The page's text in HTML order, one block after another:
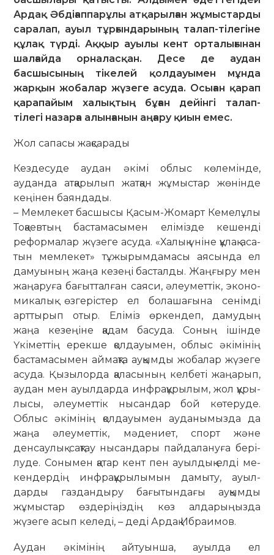
Ардақ Әбдіғаппарұлы атқарылған жұмыстарды
саралап, ауыл тұрғындарының талап-тілегіне
құлақ түрді. Аққыр ауылы кент орталығынан
шалғайда орналасқан. Десе де аудан
басшысының тікелей қолдауымен мұнда
жарқын жобалар жүзеге асуда. Осыған қарап
қарапайым халықтың бұған дейінгі талап-
тілегі назарға алынғанын аңғару қиын емес.
Жол сапасы жақсарады
Кездесуде аудан әкімі облыс көле­мін­де,
ауданда атқарылып жатқан жұ­мыстар жөнінде
кеңінен баяндады.
– Мемлекет басшысы Қасым-Жо­март Кемелұлы
Тоқаевтың бастама­сы­мен елімізде кешенді
реформалар жүзеге асуда. «Халық үніне құлақ аса­­­
тын мемлекет» тұжырымдамасы ая­­сында ел
дамуының жаңа кезеңі бас­­талды. Жаңғыру мен
жаңаруға ба­ғыт­­талған саяси, әлеуметтік, эконо­
ми­­­калық өзгерістер ел болашағына се­німді
арттырып отыр. Еліміз өркен­деп, дамудың
жаңа кезеңіне қадам ба­­суда. Соның ішінде
Үкіметтің ерек­ше қолдауымен, облыс әкімінің
бас­та­­ма­сымен аймақта ауқымды жо­ба­лар жүзеге
асуда. Қызылорда қа­­­­­ла­­­сының келбеті жаңарып,
аудан мен ауылдарда инфрақұрылым, жол құ­­­­ры­
лысы, әлеуметтік нысандар бой кө­­­теруде.
Облыс әкімінің қолдауымен ау­­­да­нымызда да
жаңа әлеуметтік, мә­дениет, спорт және
денсаулық сақ­тау нысандары пайдалануға бері­
луде. Со­­нымен қатар кент пен ауылдық елді ме­
кен­дер­дің инфрақұрылымын дамыту, ауыл­­­
дарды газдандыру бағытындағы ау­­қымды
жұмыстар өздеріңіздің көз ал­да­рыңызда
жүзеге асып келеді, – деді Ардақ Ибраимов.
Аудан әкімінің айтуынша, ауылда ел